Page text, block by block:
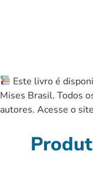
Este livro é
Mises Brasil. Todos
autores. Acesse o